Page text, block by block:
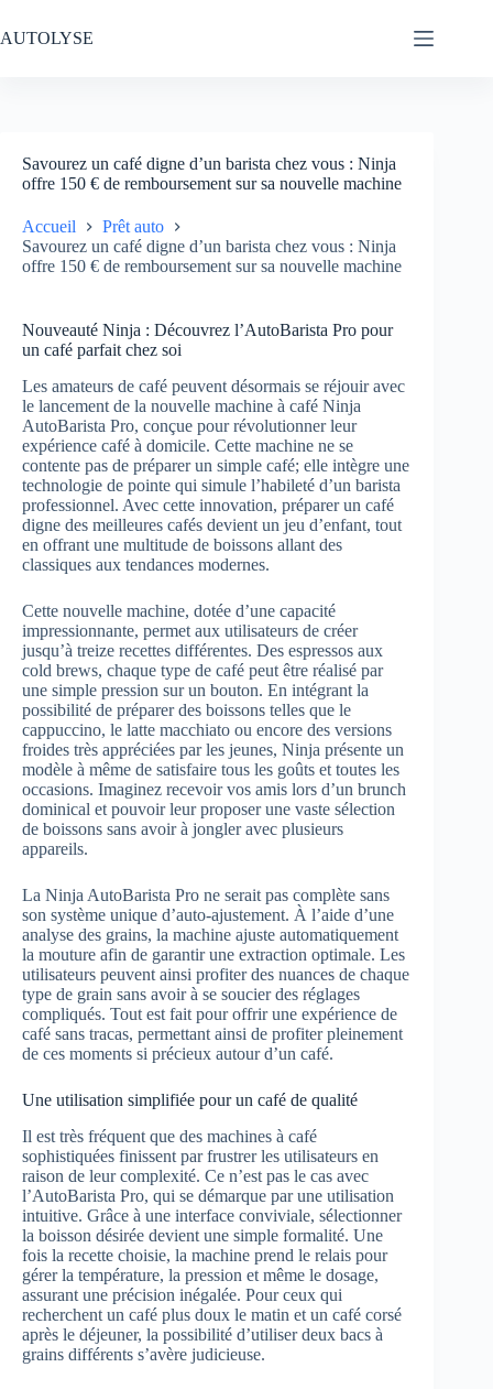
au
contenu
AUTOLYSE
Savourez un café digne d’un barista chez vous : Ninja
offre 150 € de remboursement sur sa nouvelle machine
Accueil
Prêt auto
Savourez un café digne d’un barista chez vous : Ninja
offre 150 € de remboursement sur sa nouvelle machine
Nouveauté Ninja : Découvrez l’AutoBarista Pro pour
un café parfait chez soi
Les amateurs de café peuvent désormais se réjouir avec
le lancement de la nouvelle machine à café Ninja
AutoBarista Pro, conçue pour révolutionner leur
expérience café à domicile. Cette machine ne se
contente pas de préparer un simple café; elle intègre une
technologie de pointe qui simule l’habileté d’un barista
professionnel. Avec cette innovation, préparer un café
digne des meilleures cafés devient un jeu d’enfant, tout
en offrant une multitude de boissons allant des
classiques aux tendances modernes.
Cette nouvelle machine, dotée d’une capacité
impressionnante, permet aux utilisateurs de créer
jusqu’à treize recettes différentes. Des espressos aux
cold brews, chaque type de café peut être réalisé par
une simple pression sur un bouton. En intégrant la
possibilité de préparer des boissons telles que le
cappuccino, le latte macchiato ou encore des versions
froides très appréciées par les jeunes, Ninja présente un
modèle à même de satisfaire tous les goûts et toutes les
occasions. Imaginez recevoir vos amis lors d’un brunch
dominical et pouvoir leur proposer une vaste sélection
de boissons sans avoir à jongler avec plusieurs
appareils.
La Ninja AutoBarista Pro ne serait pas complète sans
son système unique d’auto-ajustement. À l’aide d’une
analyse des grains, la machine ajuste automatiquement
la mouture afin de garantir une extraction optimale. Les
utilisateurs peuvent ainsi profiter des nuances de chaque
type de grain sans avoir à se soucier des réglages
compliqués. Tout est fait pour offrir une expérience de
café sans tracas, permettant ainsi de profiter pleinement
de ces moments si précieux autour d’un café.
Une utilisation simplifiée pour un café de qualité
Il est très fréquent que des machines à café
sophistiquées finissent par frustrer les utilisateurs en
raison de leur complexité. Ce n’est pas le cas avec
l’AutoBarista Pro, qui se démarque par une utilisation
intuitive. Grâce à une interface conviviale, sélectionner
la boisson désirée devient une simple formalité. Une
fois la recette choisie, la machine prend le relais pour
gérer la température, la pression et même le dosage,
assurant une précision inégalée. Pour ceux qui
recherchent un café plus doux le matin et un café corsé
après le déjeuner, la possibilité d’utiliser deux bacs à
grains différents s’avère judicieuse.